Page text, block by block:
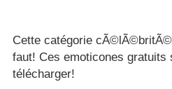
Cette catégorie
faut! Ces emoticones
télécharger!